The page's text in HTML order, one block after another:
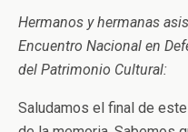
Hermanos y hermanas
Encuentro Nacional en
del Patrimonio Cultural:
Saludamos el final de